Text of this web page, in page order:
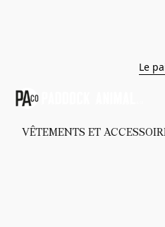
Le
VÊTEMENTS ET